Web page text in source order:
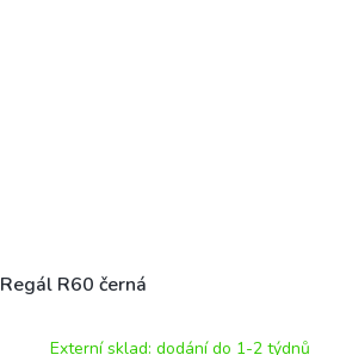
Regál R60 černá
Externí sklad: dodání do 1-2 týdnů